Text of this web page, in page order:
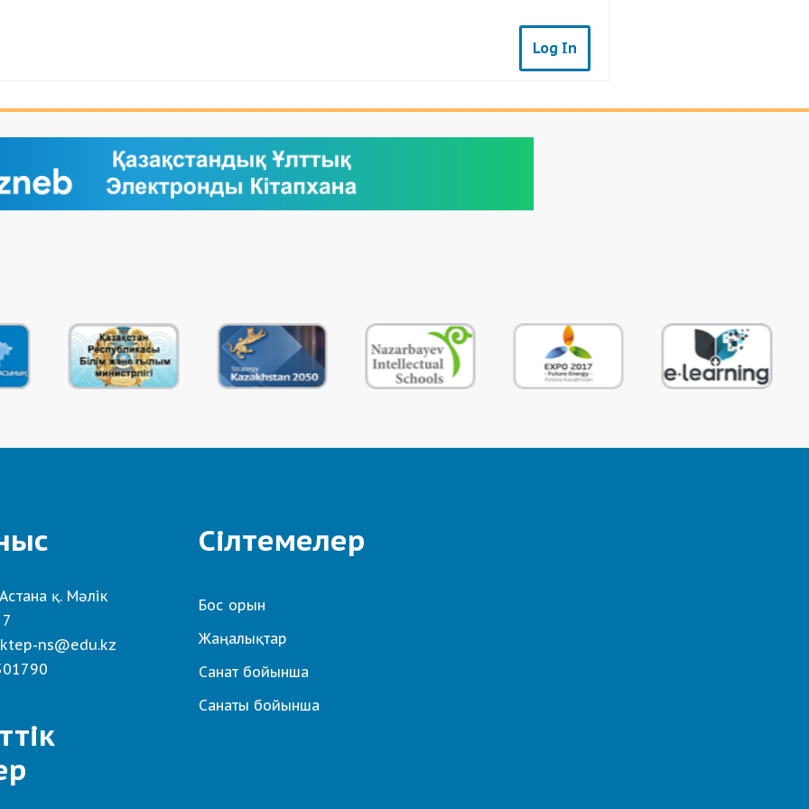
Log In
қ. Мәлік
ns@edu.kz
Сілтемелер
Бос орын
Жаңалықтар
Санат бойынша
Санаты бойынша